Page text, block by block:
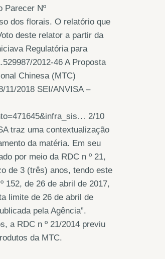
Parecer Nº
dos florais. O relatório que
deste relator a partir da
Regulatória para
2012-46 A Proposta
Chinesa (MTC)
11/2018 SEI/ANVISA –
2/10
traz uma contextualização
da matéria. Em seu
por meio da RDC n º 21,
de 3 (três) anos, tendo este
152, de 26 de abril de 2017,
limite de 26 de abril de
pela Agência”.
a RDC n º 21/2014 previu
da MTC.